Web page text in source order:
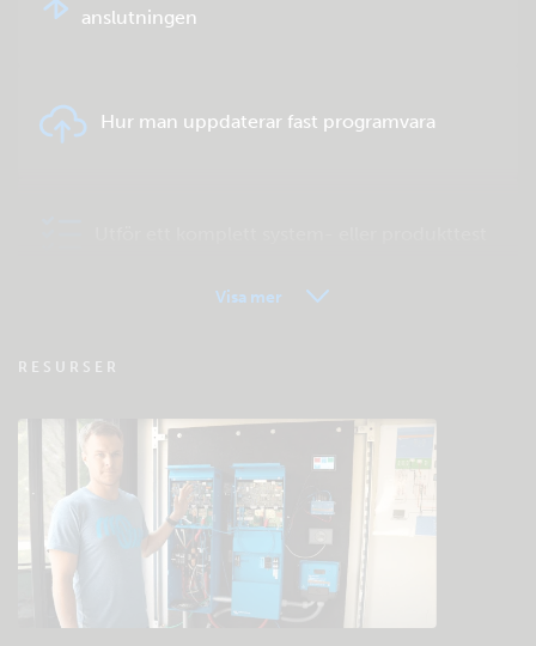
anslutningen
Hur man uppdaterar fast programvara
Kolla den gemensamma kunskapsbasen
Allmänna nedladdningar och dokument
Visa mer
RESURSER